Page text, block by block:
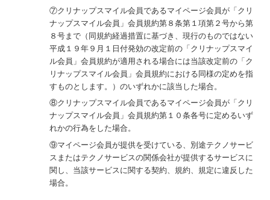
⑦クリナップスマイル会員であるマイページ会員が「クリ
ナップスマイル会員」会員規約第８条第１項第２号から第
８号まで（同規約経過措置に基づき、現行のものではない
平成１９年９月１日付発効の改定前の「クリナップスマイ
ル会員」会員規約が適用される場合には当該改定前の「ク
リナップスマイル会員」会員規約における同様の定めを指
すものとします。）のいずれかに該当した場合。
⑧クリナップスマイル会員であるマイページ会員が「クリ
ナップスマイル会員」会員規約第１０条各号に定めるいず
れかの行為をした場合。
⑨マイページ会員が提供を受けている、別途テクノサービ
スまたはテクノサービスの関係会社が提供するサービスに
関し、当該サービスに関する契約、規約、規定に違反した
場合。